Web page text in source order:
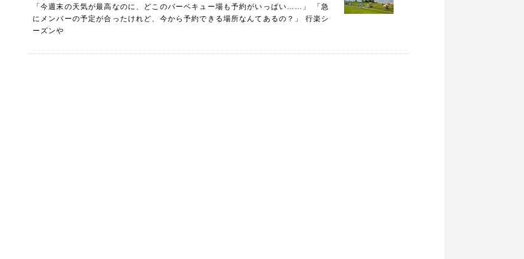
「今週末の天気が最高なのに、どこのバーベキュー場も予約がいっぱい……」 「急
にメンバーの予定が合ったけれど、今から予約できる場所なんてあるの？」 行楽シ
ーズンや